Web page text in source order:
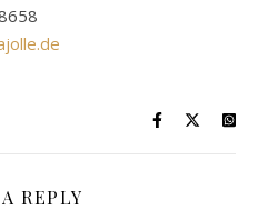
REPLY